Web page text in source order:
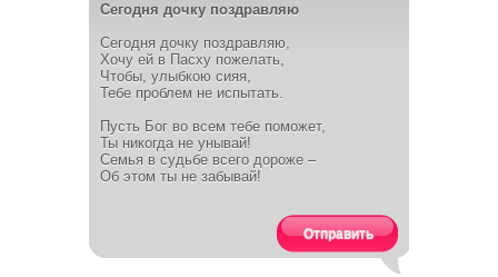
Сегодня дочку поздравляю
Сегодня дочку поздравляю,
Хочу ей в Пасху пожелать,
Чтобы, улыбкою сияя,
Тебе проблем не испытать.
Пусть Бог во всем тебе поможет,
Ты никогда не унывай!
Семья в судьбе всего дороже –
Об этом ты не забывай!
Отправить